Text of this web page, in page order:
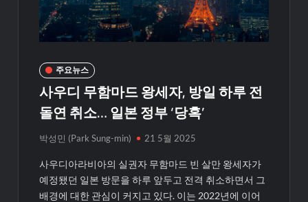
주요뉴스
사우디 무함마드 왕세자, 방일 하루 전
돌연 취소… 일본 정부 ‘당혹’
박성민 (Park Sung-min) 21 5월 2025
사우디아라비아의 실권자 무함마드 빈 살만 왕세자가
예정됐던 일본 방문을 하루 앞두고 전격 취소하면서 그
배경에 대한 관심이 커지고 있다. 이는 2022년에 이어